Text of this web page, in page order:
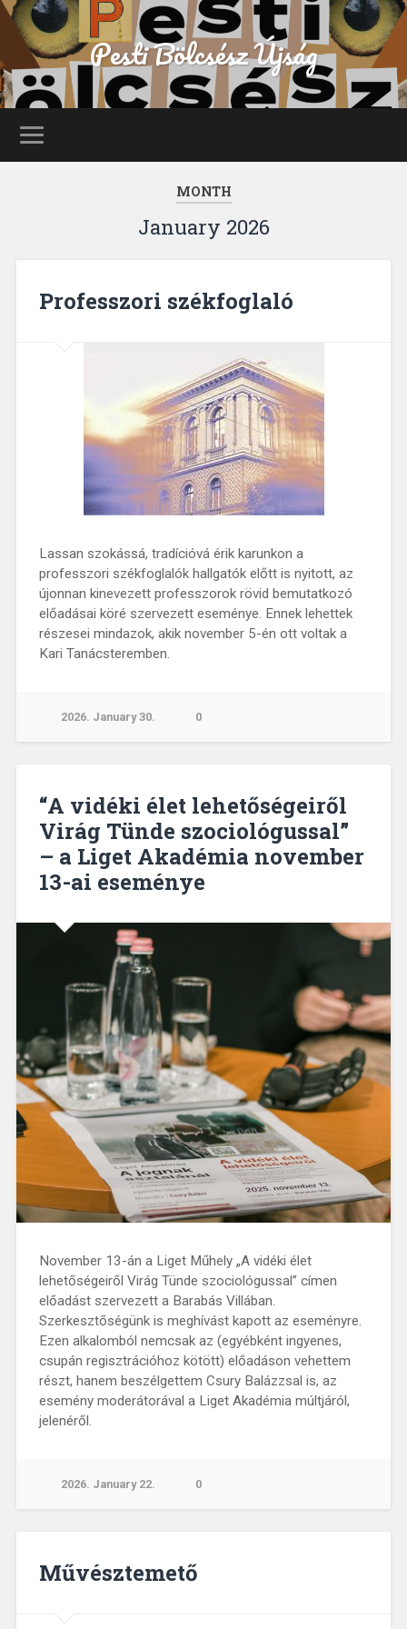
Pesti Bölcsész Újság
MONTH
January 2026
Professzori székfoglaló
Lassan szokássá, tradícióvá érik karunkon a
professzori székfoglalók hallgatók előtt is nyitott, az
újonnan kinevezett professzorok rövid bemutatkozó
előadásai köré szervezett eseménye. Ennek lehettek
részesei mindazok, akik november 5-én ott voltak a
Kari Tanácsteremben.
2026. January 30. 0
“A vidéki élet lehetőségeiről
Virág Tünde szociológussal”
– a Liget Akadémia november
13-ai eseménye
November 13-án a Liget Műhely „A vidéki élet
lehetőségeiről Virág Tünde szociológussal” címen
előadást szervezett a Barabás Villában.
Szerkesztőségünk is meghívást kapott az eseményre.
Ezen alkalomból nemcsak az (egyébként ingyenes,
csupán regisztrációhoz kötött) előadáson vehettem
részt, hanem beszélgettem Csury Balázzsal is, az
esemény moderátorával a Liget Akadémia múltjáról,
jelenéről.
2026. January 22. 0
Művésztemető